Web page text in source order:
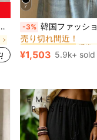
7
-3% 韓国ファッション レディース ブレザージャケッ
#1 ベストセラー
売り切れ間近！
#1 ベストセラー
売り切れ間近！
#1 ベストセラー
売り切れ間近！
#1 ベストセラー
¥1,503 5.9k+ sold